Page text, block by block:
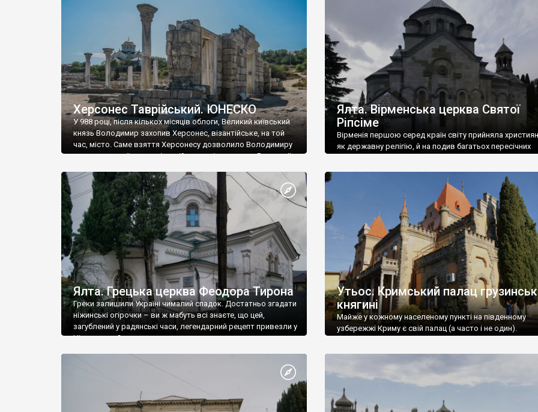
візантійської доби. Раритети викрадені з фондів об’єкту
культурної спадщини ЮНЕСКО «Херсонеса Таврійського».
Офіційно – на виставку «Золото Візантії», але експерти та
влада в Україні вважають це лише […]
називаються «повстяками» (postaki)…” “Вино. Крим
виробляє відмінне вино і його вдосталь: воно все
легке біле і дуже […]
Херсонес Таврійський. ЮНЕСКО
У 988 році, після кількох місяців облоги, Великий київський
князь Володимир захопив Херсонес, візантійське, на той
час, місто. Саме взяття Херсонесу дозволило Володимиру
диктувати свої умови візантійському імператору Василю ІІ,
Херсонесі Володимир-язичник, став Василем-
християнином. А потім було Хрещення Русі. На честь
Херсонесу Таврійського названо місто […]
Ялта. Вірменська церква Святої
Ріпсіме
Вірменія першою серед країн світу прийняла
як державну релігію, й на подив багатьох пересічних
Ялта. Грецька церква Феодора Тирона
Греки залишили Україні чималий спадок. Достатньо згадати
ніжинські огірочки – ви ж мабуть всі знаєте, що цей,
загублений у радянські часи, легендарний рецепт привезли у
Ніжин греки?
Утьос. Кримський палац
княгині
Майже у кожному населеному пункті на південному
узбережжі Криму є свій палац (а часто і не один).